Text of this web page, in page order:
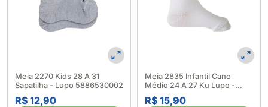
Meia 2270 Kids 28 A 31
Sapatilha - Lupo 5886530002
R$ 12,90
Meia 2835 Infantil Cano
Médio 24 A 27 Ku Lupo -
Lupo 5886700001
R$ 15,90